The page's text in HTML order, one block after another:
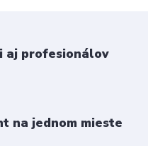
aj profesionálov
na jednom mieste